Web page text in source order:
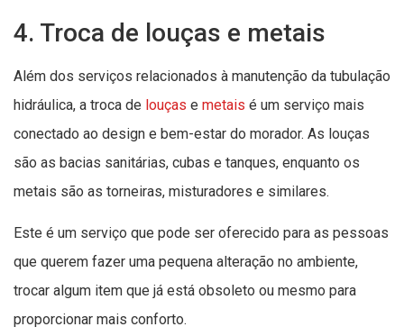
4. Troca de louças e metais
Além dos serviços relacionados à manutenção da tubulação
hidráulica, a troca de louças e metais é um serviço mais
conectado ao design e bem-estar do morador. As louças
são as bacias sanitárias, cubas e tanques, enquanto os
metais são as torneiras, misturadores e similares.
Este é um serviço que pode ser oferecido para as pessoas
que querem fazer uma pequena alteração no ambiente,
trocar algum item que já está obsoleto ou mesmo para
proporcionar mais conforto.